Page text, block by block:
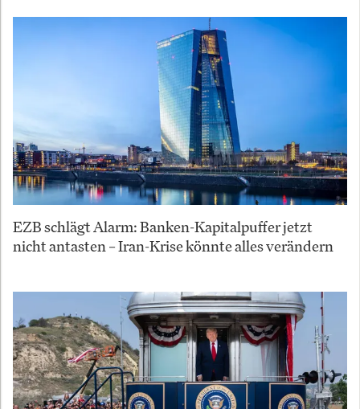
EZB schlägt Alarm: Banken-Kapitalpuffer jetzt
nicht antasten – Iran-Krise könnte alles verändern